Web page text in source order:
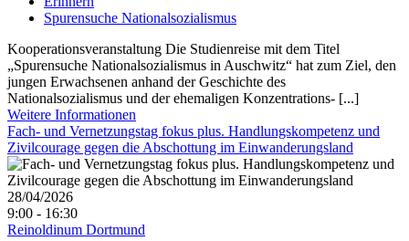
Spurensuche Nationalsozialismus
Kooperationsveranstaltung Die Studienreise mit dem Titel
„Spurensuche Nationalsozialismus in Auschwitz“ hat zum Ziel, den
jungen Erwachsenen anhand der Geschichte des
Nationalsozialismus und der ehemaligen Konzentrations- [...]
Weitere Informationen
Fach- und Vernetzungstag fokus plus. Handlungskompetenz und
Zivilcourage gegen die Abschottung im Einwanderungsland
28/04/2026
9:00 - 16:30
Reinoldinum Dortmund